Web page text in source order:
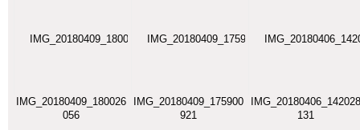
IMG_20180409_180026
056
IMG_20180409_175900
921
IMG_20180406_142028
131